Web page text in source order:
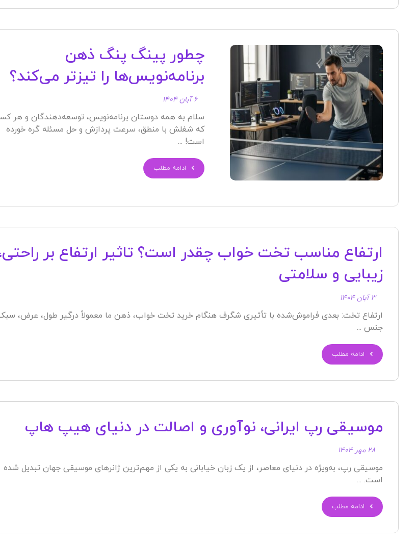
چطور پینگ پنگ ذهن
برنامه‌نویس‌ها را تیزتر می‌کند؟
۶ آبان ۱۴۰۴
سلام به همه دوستان برنامه‌نویس، توسعه‌دهندگان و هر
که شغلش با منطق، سرعت پردازش و حل مسئله گره خورده
است! ...
ادامه مطلب
ارتفاع مناسب تخت خواب چقدر است؟ تاثیر ارتفاع بر
زیبایی و سلامتی
۳ آبان ۱۴۰۴
ارتفاع تخت: بعدی فراموش‌شده با تأثیری شگرف هنگام خرید تخت خواب، ذهن ما معمولاً درگیر طول، عرض،
جنس ...
ادامه مطلب
موسیقی رپ ایرانی، نوآوری و اصالت در دنیای هیپ هاپ
۲۸ مهر ۱۴۰۴
موسیقی رپ، به‌ویژه در دنیای معاصر، از یک زبان خیابانی به یکی از مهم‌ترین ژانرهای موسیقی جهان تبدیل شده
است. ...
ادامه مطلب